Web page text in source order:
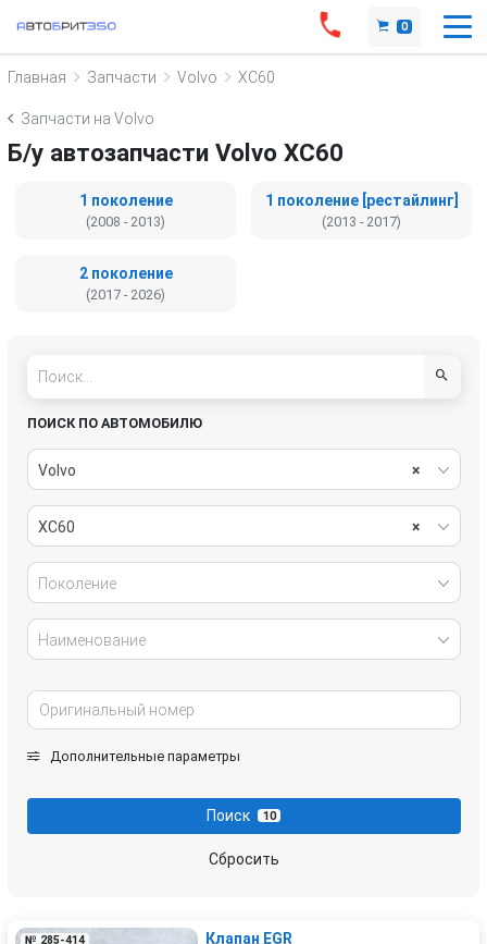
0
Главная Запчасти Volvo XC60
Запчасти на Volvo
Б/у автозапчасти Volvo XC60
1 поколение
(2008 - 2013)
1 поколение [рестайлинг]
(2013 - 2017)
2 поколение
(2017 - 2026)
ПОИСК ПО АВТОМОБИЛЮ
×
Volvo
×
XC60
Поколение
Наименование
Дополнительные параметры
Поиск 10
Сбросить
№ 285-414
Клапан EGR